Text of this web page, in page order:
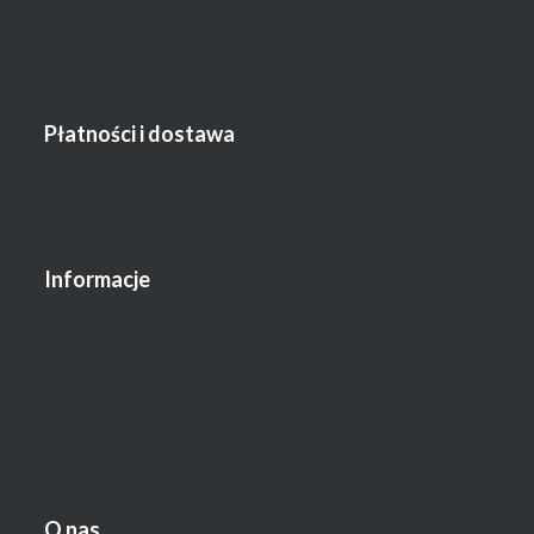
Płatności i dostawa
Informacje